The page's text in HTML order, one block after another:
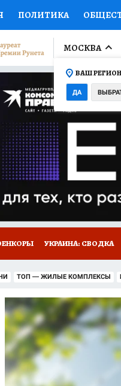
ПОЛИТИКА
КОЛУМНИСТЫ
ОТКРЫВАЕМ
СПОРТ ПРОМОКОДЫ
ТЕЛЕВИЗОР
НОВОЕ НА САЙТЕ
МОСКВА
ВАШ
ДА
УКРАИНА: СВОДКА
ТОП — ЖИЛЫЕ КОМПЛЕКСЫ